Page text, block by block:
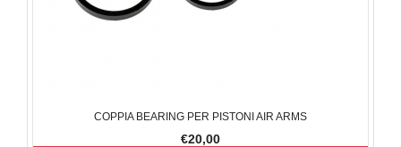
COPPIA BEARING PER PISTONI AIR ARMS
€20,00